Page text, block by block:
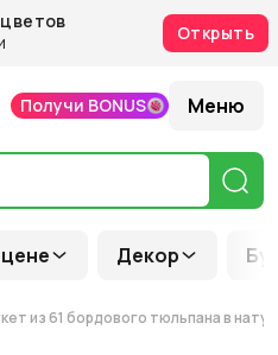
Открыть
Декор
Получи BONUS Меню
из 61 бордового тюльпана в